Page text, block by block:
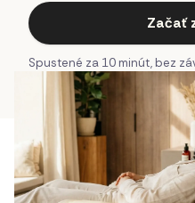
Začať
Spustené za 10 minút, bez